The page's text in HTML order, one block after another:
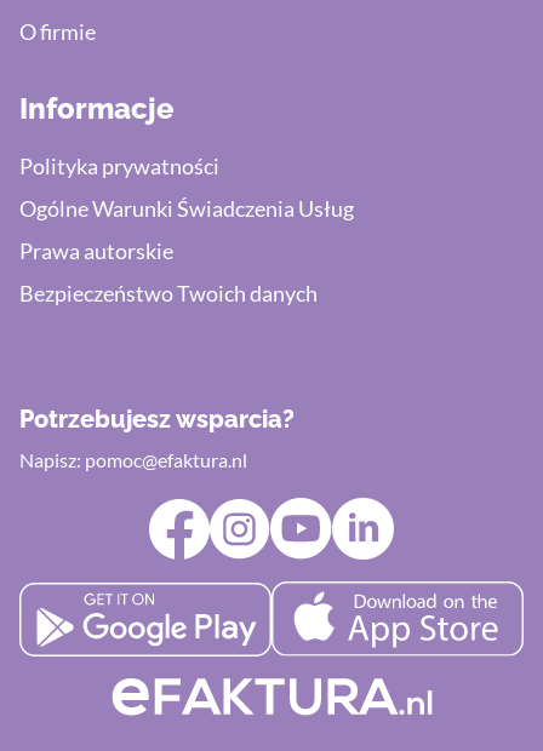
O firmie
Informacje
Polityka prywatności
Ogólne Warunki Świadczenia Usług
Prawa autorskie
Bezpieczeństwo Twoich danych
Potrzebujesz wsparcia?
Napisz: pomoc@efaktura.nl